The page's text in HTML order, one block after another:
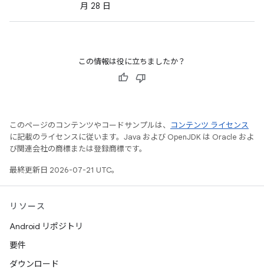
月 28 日
この情報は役に立ちましたか？
このページのコンテンツやコードサンプルは、
コンテンツ ライセンス
に記載のライセンスに従います。Java および OpenJDK は Oracle およ
び関連会社の商標または登録商標です。
最終更新日 2026-07-21 UTC。
リソース
Android リポジトリ
要件
ダウンロード